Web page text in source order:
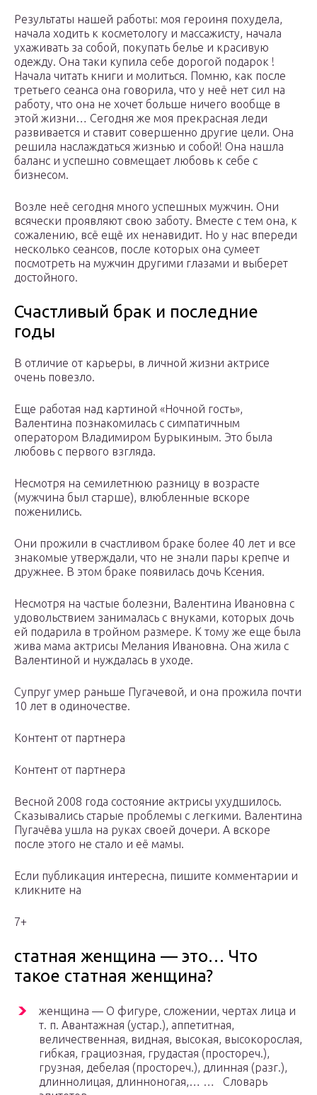
Результаты нашей работы: моя героиня похудела,
начала ходить к косметологу и массажисту, начала
ухаживать за собой, покупать белье и красивую
одежду. Она таки купила себе дорогой подарок !
Начала читать книги и молиться. Помню, как после
третьего сеанса она говорила, что у неё нет сил на
работу, что она не хочет больше ничего вообще в
этой жизни… Сегодня же моя прекрасная леди
развивается и ставит совершенно другие цели. Она
решила наслаждаться жизнью и собой! Она нашла
баланс и успешно совмещает любовь к себе с
бизнесом.
Возле неё сегодня много успешных мужчин. Они
всячески проявляют свою заботу. Вместе с тем она, к
сожалению, всё ещё их ненавидит. Но у нас впереди
несколько сеансов, после которых она сумеет
посмотреть на мужчин другими глазами и выберет
достойного.
Счастливый брак и последние
годы
В отличие от карьеры, в личной жизни актрисе
очень повезло.
Еще работая над картиной «Ночной гость»,
Валентина познакомилась с симпатичным
оператором Владимиром Бурыкиным. Это была
любовь с первого взгляда.
Несмотря на семилетнюю разницу в возрасте
(мужчина был старше), влюбленные вскоре
поженились.
Они прожили в счастливом браке более 40 лет и все
знакомые утверждали, что не знали пары крепче и
дружнее. В этом браке появилась дочь Ксения.
Несмотря на частые болезни, Валентина Ивановна с
удовольствием занималась с внуками, которых дочь
ей подарила в тройном размере. К тому же еще была
жива мама актрисы Мелания Ивановна. Она жила с
Валентиной и нуждалась в уходе.
Супруг умер раньше Пугачевой, и она прожила почти
10 лет в одиночестве.
Контент от партнера
Контент от партнера
Весной 2008 года состояние актрисы ухудшилось.
Сказывались старые проблемы с легкими. Валентина
Пугачёва ушла на руках своей дочери. А вскоре
после этого не стало и её мамы.
Если публикация интересна, пишите комментарии и
кликните на
7+
статная женщина — это… Что
такое статная женщина?
женщина — О фигуре, сложении, чертах лица и
т. п. Авантажная (устар.), аппетитная,
величественная, видная, высокая, высокорослая,
гибкая, грациозная, грудастая (простореч.),
грузная, дебелая (простореч.), длинная (разг.),
длиннолицая, длинноногая,… … Словарь